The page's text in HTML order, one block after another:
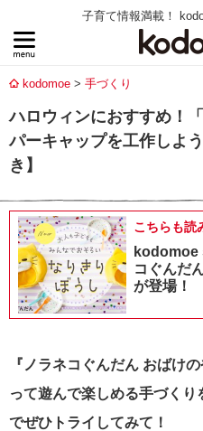
子育て情報満載！
kodomoe 手づくり
ハロウィンにおすすめ！
パーキャップを工作しよ
き】
こちらも読
kodomoe
コぐんだ
が登場！
『ノラネコぐんだん おばけ
って遊んで楽しめる手づく
でぜひトライしてみて！